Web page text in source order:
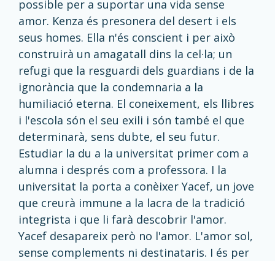
possible per a suportar una vida sense
amor. Kenza és presonera del desert i els
seus homes. Ella n'és conscient i per això
construirà un amagatall dins la cel·la; un
refugi que la resguardi dels guardians i de la
ignorància que la condemnaria a la
humiliació eterna. El coneixement, els llibres
i l'escola són el seu exili i són també el que
determinarà, sens dubte, el seu futur.
Estudiar la du a la universitat primer com a
alumna i després com a professora. I la
universitat la porta a conèixer Yacef, un jove
que creurà immune a la lacra de la tradició
integrista i que li farà descobrir l'amor.
Yacef desapareix però no l'amor. L'amor sol,
sense complements ni destinataris. I és per